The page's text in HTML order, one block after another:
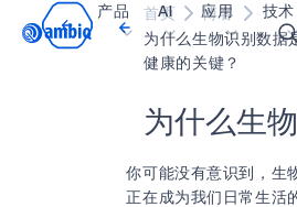
产品 AI 应用
医疗健康
智能遥控器
技术
首页
博客
为什么生物识别数据
健康的关键？
为什么生
你可能没有意识到，生
正在成为我们日常生活
Video title
OK